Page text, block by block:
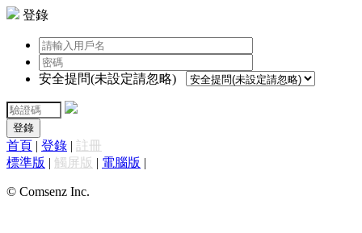
登錄
安全提問(未設定請忽略)
登錄
首頁 | 登錄 | 註冊
標準版 | 觸屏版 | 電腦版 |
© Comsenz Inc.